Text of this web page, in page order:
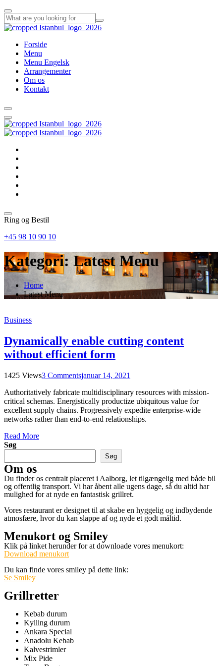
Forside
Menu
Menu Engelsk
Arrangementer
Om os
Kontakt
Ring og Bestil
+45 98 10 90 10
Kategori: Latest Menu
Home
Latest Menu
Business
Dynamically enable cutting content
without efficient form
1425 Views3 Commentsjanuar 14, 2021
Authoritatively fabricate multidisciplinary resources with mission-
critical schemas. Energistically productize ubiquitous value for
excellent supply chains. Progressively expedite enterprise-wide
networks rather than end-to-end relationships.
Read More
Søg
Søg
Om os
Du finder os centralt placeret i Aalborg, let tilgængelig med både bil
og offentlig transport. Vi har åbent alle ugens dage, så du altid har
mulighed for at nyde en fantastisk grillret.
Vores restaurant er designet til at skabe en hyggelig og indbydende
atmosfære, hvor du kan slappe af og nyde et godt måltid.
Menukort og Smiley
Klik på linket herunder for at downloade vores menukort:
Download menukort
Du kan finde vores smiley på dette link:
Se Smiley
Grillretter
Kebab durum
Kylling durum
Ankara Special
Anadolu Kebab
Kalvestrimler
Mix Pide